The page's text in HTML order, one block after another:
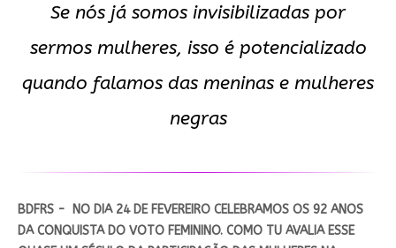
Se nós já somos invisibilizadas por
sermos mulheres, isso é potencializado
quando falamos das meninas e mulheres
negras
BDFRS - NO DIA 24 DE FEVEREIRO CELEBRAMOS OS 92 ANOS
DA CONQUISTA DO VOTO FEMININO. COMO TU AVALIA ESSE